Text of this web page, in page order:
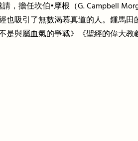
，擔任坎伯•摩根（G. Campbell
吸引了無數渴慕真道的人。鍾馬
與屬血氣的爭戰》《聖經的偉大